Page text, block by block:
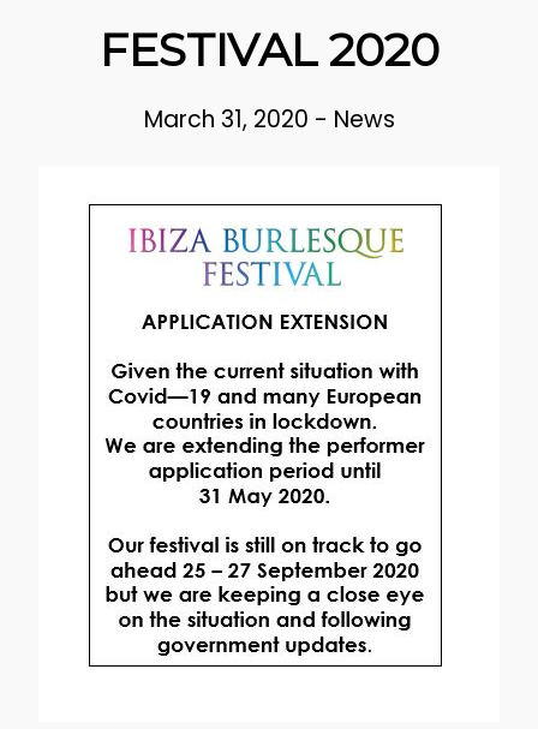
FESTIVAL 2020
March 31, 2020 - News